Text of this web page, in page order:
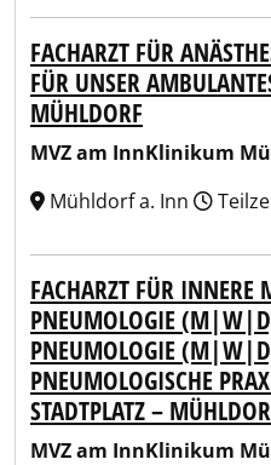
FACHARZT FÜR
FÜR UNSER
MÜHLDORF
MVZ am InnKlinikum
Mühldorf a. Inn
FACHARZT FÜR INNERE
PNEUMOLOGIE
PNEUMOLOGIE
PNEUMOLOGISCHE
STADTPLATZ –
MVZ am InnKlinikum